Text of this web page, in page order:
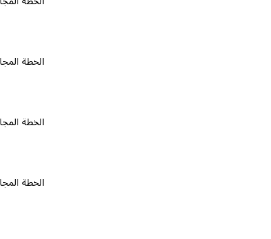
الخطة المجانية ٠
الخطة المجانية ٠
الخطة المجانية ٠